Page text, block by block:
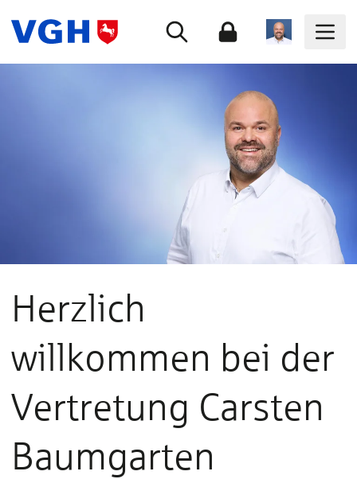
Herzlich
willkommen bei der
Vertretung Carsten
Baumgarten